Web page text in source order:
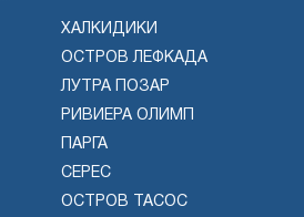
ХАЛКИДИКИ
ОСТРОВ ЛЕФКАДА
ЛУТРА ПОЗАР
РИВИЕРА ОЛИМП
ПАРГА
СЕРЕС
ОСТРОВ ТАСОС